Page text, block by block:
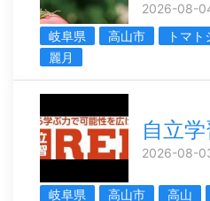
2026-08-
岐阜県
高山市 トマト
麗月
自立
2026-08-
岐阜県 高山市 高山